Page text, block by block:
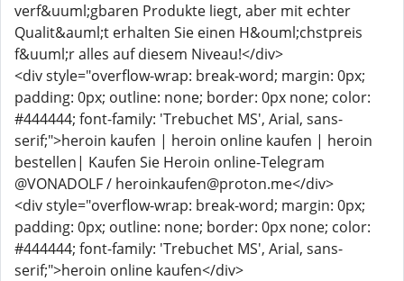
verf&uuml;gbaren Produkte liegt, aber mit echter
Qualit&auml;t erhalten Sie einen H&ouml;chstpreis
f&uuml;r alles auf diesem Niveau!</div>
<div style="overflow-wrap: break-word; margin: 0px;
padding: 0px; outline: none; border: 0px none; color:
#444444; font-family: 'Trebuchet MS', Arial, sans-
serif;">heroin kaufen | heroin online kaufen | heroin
bestellen| Kaufen Sie Heroin online-Telegram
@VONADOLF / heroinkaufen@proton.me</div>
<div style="overflow-wrap: break-word; margin: 0px;
padding: 0px; outline: none; border: 0px none; color:
#444444; font-family: 'Trebuchet MS', Arial, sans-
serif;">heroin online kaufen</div>